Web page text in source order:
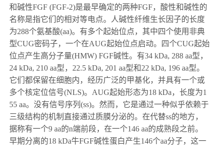
和碱性FGF (FGF-2)是最早确定的两种FGF，酸性和碱性的
名称是指它们的相对等电点。人碱性纤维生长因子的长度
为288个氨基酸(aa)。有多个起始位点，其中四个使用非典
型CUG密码子，一个在AUG起始位点启动。四个CUG起始
位点产生高分子量(HMW) FGF碱性。有34 kDa, 288 aa型，
24 kDa, 210 aa型， 22.5 kDa, 201 aa型和22 kDa, 196 aa型。
它们都保留在细胞内，经历广泛的甲基化，并具有一个或
多个核定位信号(NLS)。 AUG起始形态为18 kDa，长度为1
55 aa。没有信号序列 (ss)。然而，它是通过一种似乎依赖于
三级结构的机制直接通过质膜分泌的。在代替ss的地方，
据称有一个9 aa的n端前段，在一个146 aa的成熟段之前。
早期分离的18 kDa牛FGF碱性蛋白产生146个aa分子，这一